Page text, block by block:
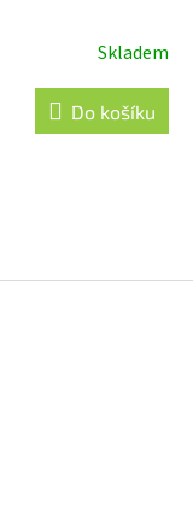
Skladem
Do košíku